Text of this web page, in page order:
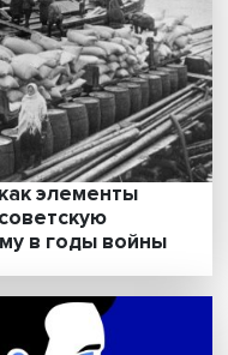
должна быть
медицинской